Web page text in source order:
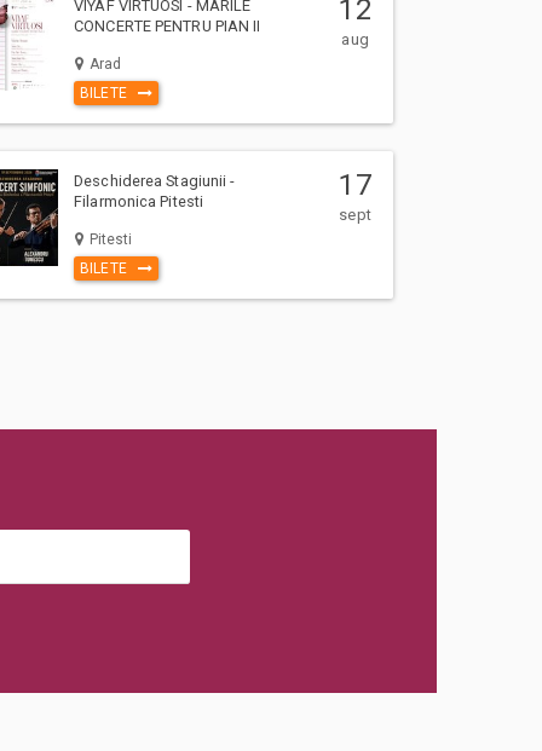
VIYAF VIRTUOSI - MARILE
CONCERTE PENTRU PIAN II
Arad
BILETE
12
aug
Deschiderea Stagiunii -
Filarmonica Pitesti
Pitesti
BILETE
17
sept